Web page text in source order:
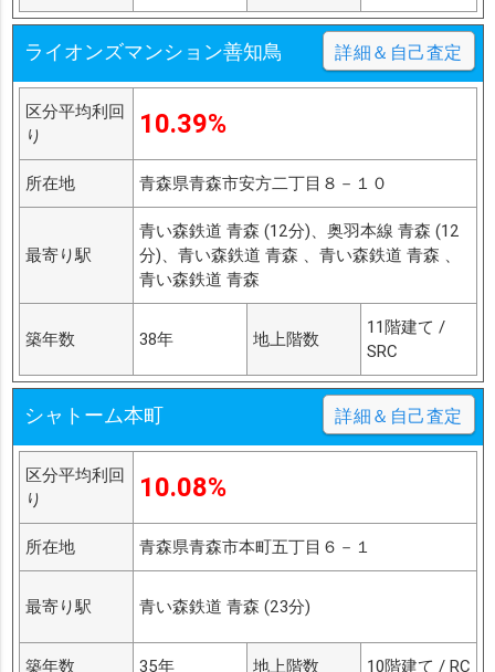
ライオンズマンション善知鳥 詳細＆自己査定
区分平均利回
り
10.39%
所在地 青森県青森市安方二丁目８－１０
最寄り駅
青い森鉄道 青森 (12分)、奥羽本線 青森 (12
分)、青い森鉄道 青森 、青い森鉄道 青森 、
青い森鉄道 青森
築年数 38年 地上階数
11階建て /
SRC
シャトーム本町 詳細＆自己査定
区分平均利回
り
10.08%
所在地 青森県青森市本町五丁目６－１
最寄り駅 青い森鉄道 青森 (23分)
築年数 35年 地上階数 10階建て / RC